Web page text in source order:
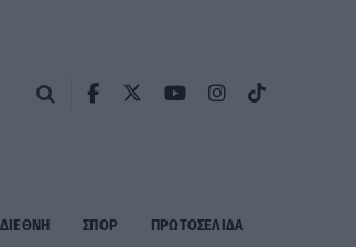
ΔΙΕΘΝΗ ΣΠΟΡ ΠΡΩΤΟΣΈΛΙΔΑ